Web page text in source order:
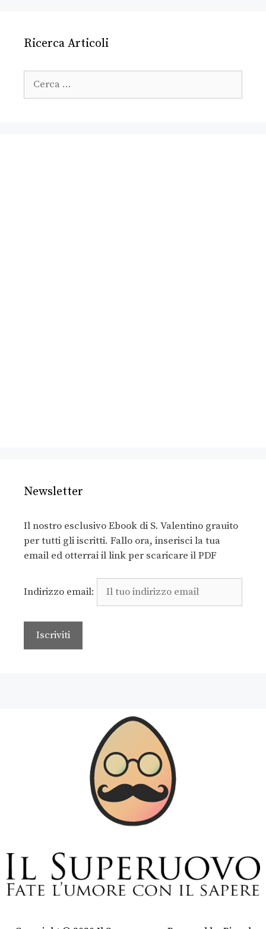
Ricerca Articoli
Newsletter
Il nostro esclusivo Ebook di S. Valentino grauito
per tutti gli iscritti. Fallo ora, inserisci la tua
email ed otterrai il link per scaricare il PDF
Indirizzo email: